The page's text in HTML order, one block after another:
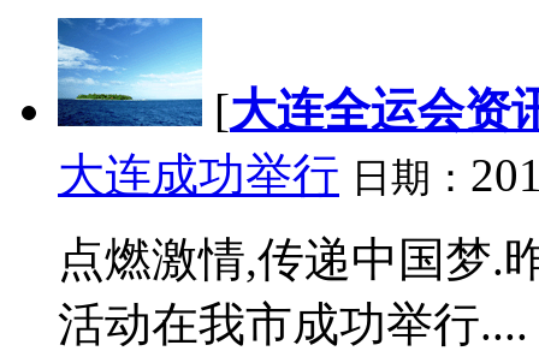
[大连全运会资
大连成功举行 日期：
点燃激情,传递中国梦.
活动在我市成功举行....